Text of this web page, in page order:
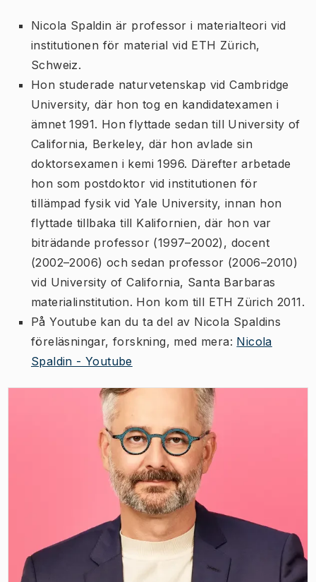
Nicola Spaldin är professor i materialteori vid
institutionen för material vid ETH Zürich,
Schweiz.
Hon studerade naturvetenskap vid Cambridge
University, där hon tog en kandidatexamen i
ämnet 1991. Hon flyttade sedan till University of
California, Berkeley, där hon avlade sin
doktorsexamen i kemi 1996. Därefter arbetade
hon som postdoktor vid institutionen för
tillämpad fysik vid Yale University, innan hon
flyttade tillbaka till Kalifornien, där hon var
biträdande professor (1997–2002), docent
(2002–2006) och sedan professor (2006–2010)
vid University of California, Santa Barbaras
materialinstitution. Hon kom till ETH Zürich 2011.
På Youtube kan du ta del av Nicola Spaldins
föreläsningar, forskning, med mera: Nicola
Spaldin - Youtube